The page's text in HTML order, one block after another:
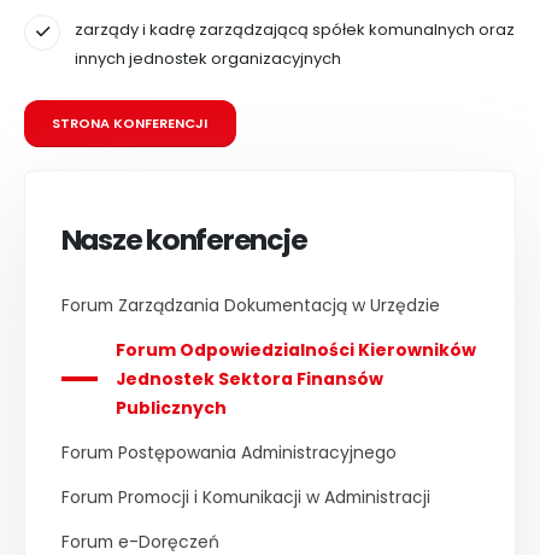
zarządy i kadrę zarządzającą spółek komunalnych oraz
innych jednostek organizacyjnych
STRONA KONFERENCJI
Nasze konferencje
Forum Zarządzania Dokumentacją w Urzędzie
Forum Odpowiedzialności Kierowników
Jednostek Sektora Finansów
Publicznych
Forum Postępowania Administracyjnego
Forum Promocji i Komunikacji w Administracji
Forum e-Doręczeń